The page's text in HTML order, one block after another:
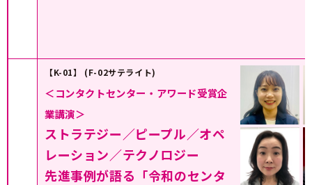
【K-01】 (F-02サテライト)
＜コンタクトセンター・アワード受賞企
業講演＞
ストラテジー／ピープル／オペ
レーション／テクノロジー
先進事例が語る「令和のセンタ